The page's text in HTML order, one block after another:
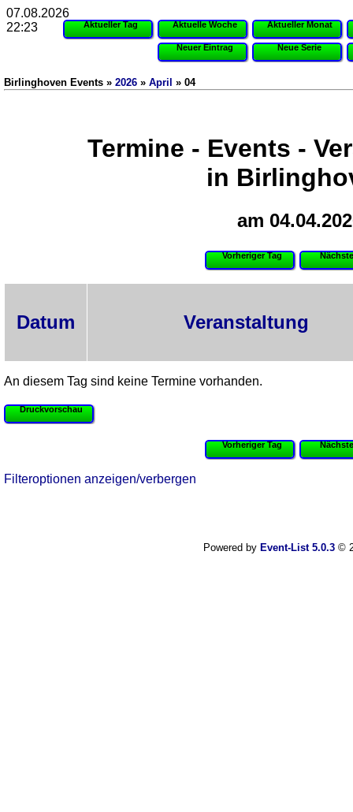
Aktueller Tag Aktuelle Woche Aktueller Monat
Neuer Eintrag Neue Serie
Birlinghoven Events » 2026 » April » 04
Termine - Events -
in
am
Vorheriger Tag
Datum Veranstaltung
An diesem Tag sind keine Termine vorhanden.
Druckvorschau
Vorheriger Tag
Filteroptionen anzeigen/verbergen
Powered by Event-List 5.0.3©
07.08.2026
22:23